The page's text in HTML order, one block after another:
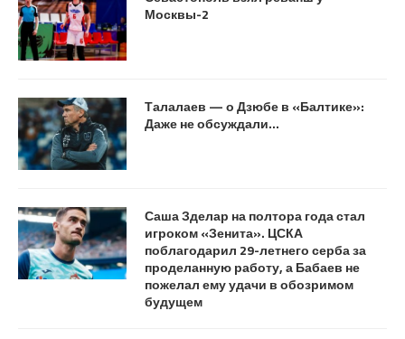
Москвы-2
Талалаев — о Дзюбе в «Балтике»:
Даже не обсуждали…
Саша Зделар на полтора года стал
игроком «Зенита». ЦСКА
поблагодарил 29-летнего серба за
проделанную работу, а Бабаев не
пожелал ему удачи в обозримом
будущем